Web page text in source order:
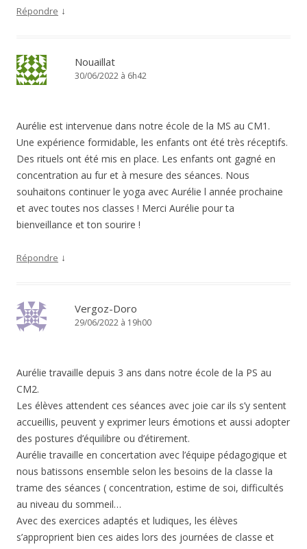
Répondre ↓
Nouaillat
30/06/2022 à 6h42
Aurélie est intervenue dans notre école de la MS au CM1.
Une expérience formidable, les enfants ont été très réceptifs.
Des rituels ont été mis en place. Les enfants ont gagné en
concentration au fur et à mesure des séances. Nous
souhaitons continuer le yoga avec Aurélie l année prochaine
et avec toutes nos classes ! Merci Aurélie pour ta
bienveillance et ton sourire !
Répondre ↓
Vergoz-Doro
29/06/2022 à 19h00
Aurélie travaille depuis 3 ans dans notre école de la PS au
CM2.
Les élèves attendent ces séances avec joie car ils s’y sentent
accueillis, peuvent y exprimer leurs émotions et aussi adopter
des postures d’équilibre ou d’étirement.
Aurélie travaille en concertation avec l’équipe pédagogique et
nous batissons ensemble selon les besoins de la classe la
trame des séances ( concentration, estime de soi, difficultés
au niveau du sommeil…
Avec des exercices adaptés et ludiques, les élèves
s’approprient bien ces aides lors des journées de classe et